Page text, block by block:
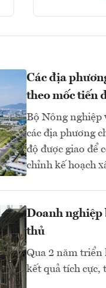
Các địa
theo mốc tiến
Bộ Nông nghiệp
các địa phương
độ được giao để
chỉnh kế hoạch
Doanh nghiệp
thủ
Qua 2 năm triển
kết quả tích cực,